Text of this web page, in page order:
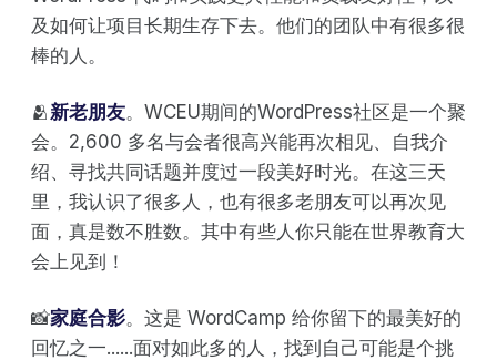
及如何让项目长期生存下去。他们的团队中有很多很
棒的人。
🫂 新老朋友。WCEU期间的WordPress社区是一个聚
会。2,600 多名与会者很高兴能再次相见、自我介
绍、寻找共同话题并度过一段美好时光。在这三天
里，我认识了很多人，也有很多老朋友可以再次见
面，真是数不胜数。其中有些人你只能在世界教育大
会上见到！
📸家庭合影。这是 WordCamp 给你留下的最美好的
回忆之一......面对如此多的人，找到自己可能是个挑